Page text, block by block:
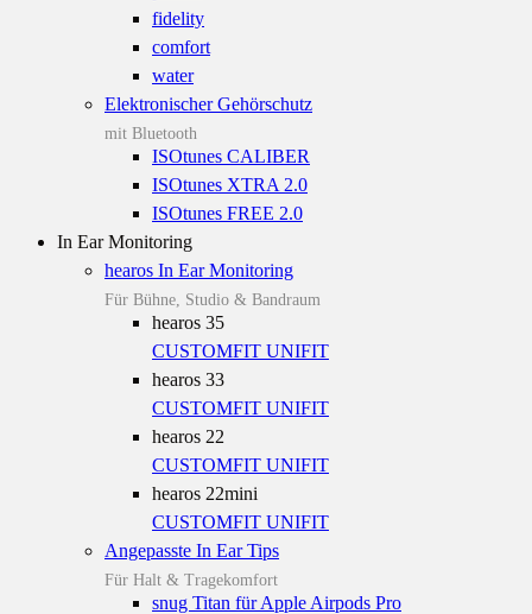
fidelity
comfort
water
Elektronischer Gehörschutz
mit Bluetooth
ISOtunes CALIBER
ISOtunes XTRA 2.0
ISOtunes FREE 2.0
In Ear Monitoring
hearos In Ear Monitoring
Für Bühne, Studio & Bandraum
hearos 35
CUSTOMFIT UNIFIT
hearos 33
CUSTOMFIT UNIFIT
hearos 22
CUSTOMFIT UNIFIT
hearos 22mini
CUSTOMFIT UNIFIT
Angepasste In Ear Tips
Für Halt & Tragekomfort
snug Titan für Apple Airpods Pro